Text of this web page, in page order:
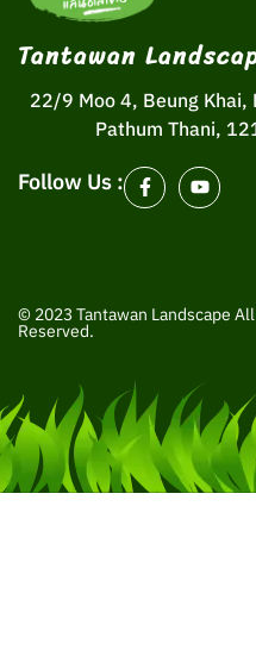
Tantawan
22/9 Moo 4, Beung Khai,
Pathum Thani,
Follow Us :
© 2023 Tantawan Landscape
Reserved.